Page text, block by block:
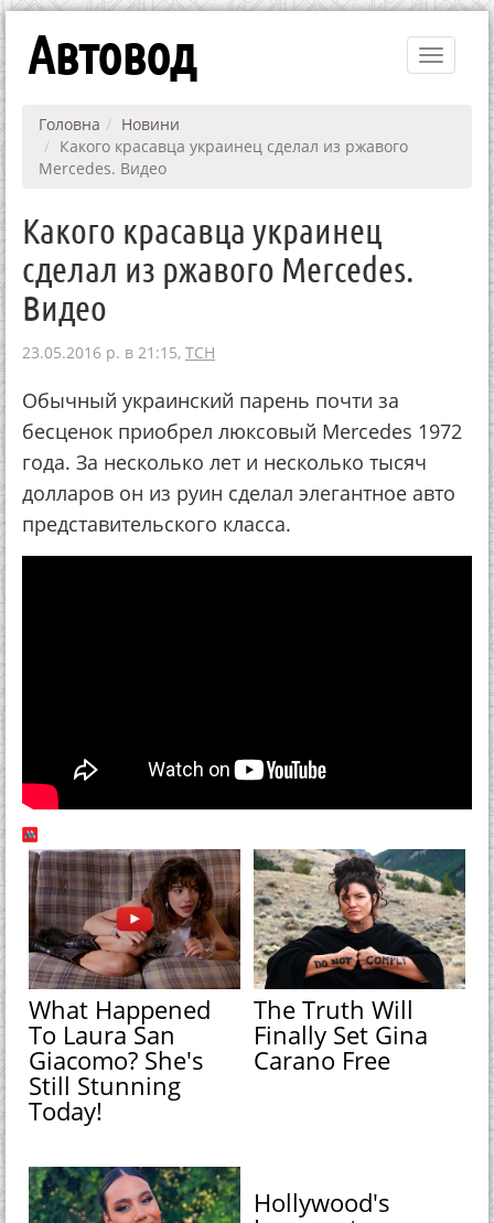
Toggle
Автовод
Головна
Новини
Какого красавца украинец сделал из ржавого
Mercedes. Видео
Какого красавца украинец
сделал из ржавого Mercedes.
Видео
23.05.2016 р. в 21:15, ТСН
Обычный украинский парень почти за
бесценок приобрел люксовый Mercedes 1972
года. За несколько лет и несколько тысяч
долларов он из руин сделал элегантное авто
представительского класса.
What Happened
To Laura San
Giacomo? She's
Still Stunning
Today!
The Truth Will
Finally Set Gina
Carano Free
Hollywood's